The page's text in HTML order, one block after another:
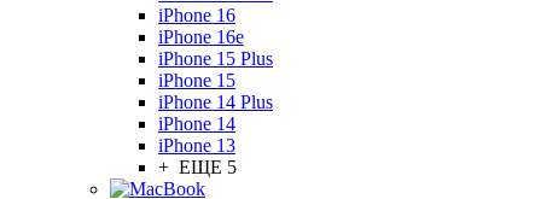
iPhone 16
iPhone 16e
iPhone 15 Plus
iPhone 15
iPhone 14 Plus
iPhone 14
iPhone 13
+ ЕЩЕ 5